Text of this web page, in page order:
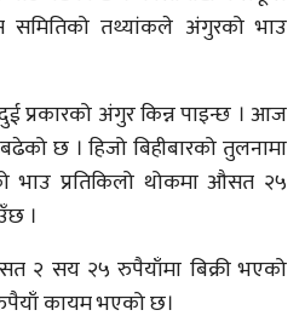
समितिको तथ्यांकले अंगुरको भाउ
प्रकारको अंगुर किन्न पाइन्छ । आज
छ । हिजो बिहीबारको तुलनामा
भाउ प्रतिकिलो थोकमा औसत २५
।
२ सय २५ रुपैयाँमा बिक्री भएको
कायम भएको छ।